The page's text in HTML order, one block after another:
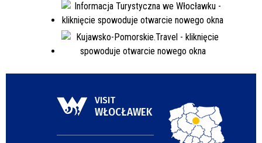
VISIT
WŁOCŁAWEK